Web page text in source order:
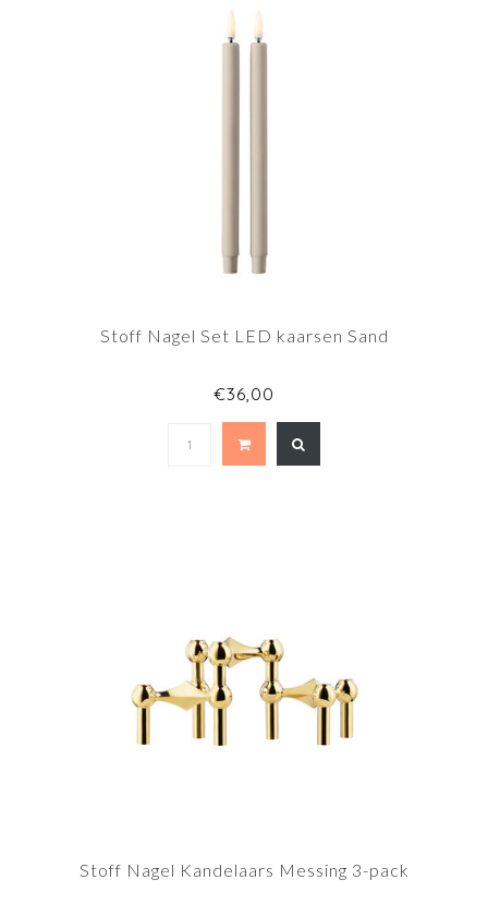
Stoff Nagel Set LED kaarsen Sand
€36,00
Stoff Nagel Kandelaars Messing 3-pack